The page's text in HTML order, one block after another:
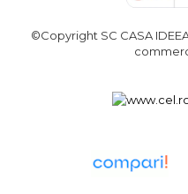
©Copyright SC CASA